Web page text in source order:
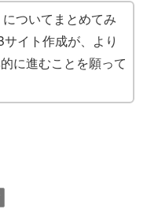
ついてまとめてみ
イト作成が、より
に進むことを願って